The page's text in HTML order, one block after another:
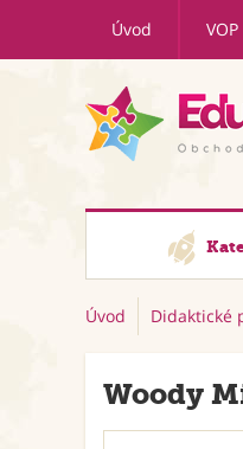
Úvod VOP
Úvod Didaktické
Woody